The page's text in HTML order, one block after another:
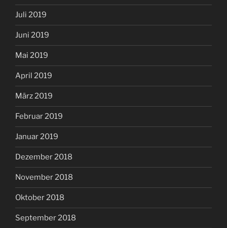
Juli 2019
Juni 2019
Mai 2019
April 2019
März 2019
Februar 2019
Januar 2019
Dezember 2018
November 2018
Oktober 2018
September 2018